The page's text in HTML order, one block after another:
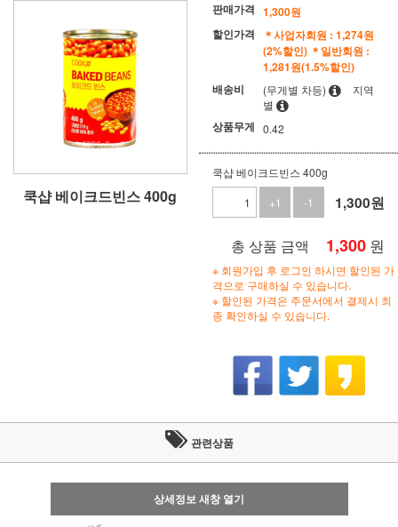
쿡샵 베이크드빈스 400g
판매가격 1,300원
할인가격
＊사업자회원 : 1,274원
(2%할인) ＊일반회원 :
1,281원(1.5%할인)
배송비
(무게별 차등)
지역
별
상품무게 0.42
쿡샵 베이크드빈스 400g
+1
-1 1,300원
총 상품 금액 1,300 원
※ 회원가입 후 로그인 하시면 할인된 가
격으로 구매하실 수 있습니다.
※ 할인된 가격은 주문서에서 결제시 최
종 확인하실 수 있습니다.
관련상품
상세정보 새창 열기